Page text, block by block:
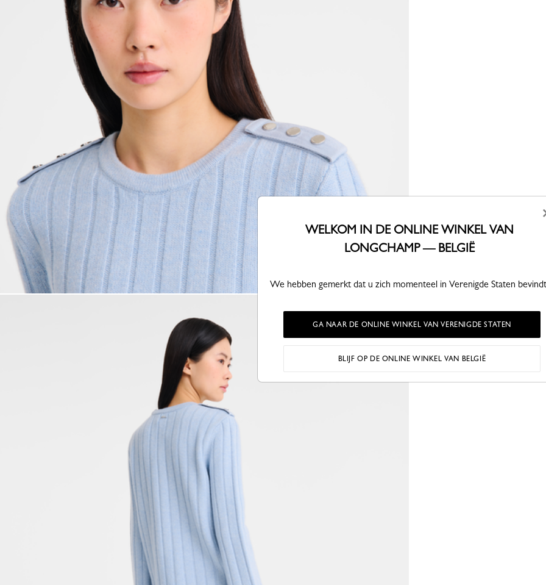
WELKOM IN DE ONLINE WINKEL VAN
LONGCHAMP — BELGIË
We hebben gemerkt dat u zich momenteel in Verenigde Staten
GA NAAR DE ONLINE WINKEL VAN VERENIGDE STATEN
BLIJF OP DE ONLINE WINKEL VAN BELGIË